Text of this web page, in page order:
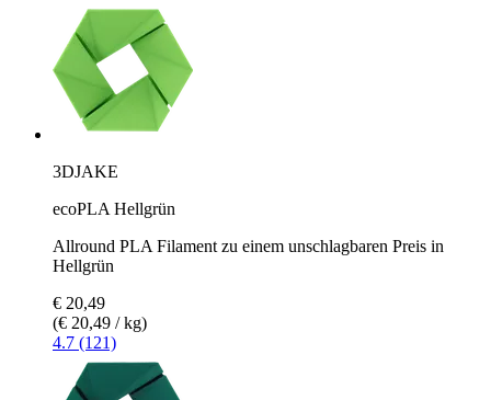
3DJAKE
ecoPLA Hellgrün
Allround PLA Filament zu einem unschlagbaren Preis in
Hellgrün
€ 20,49
(€ 20,49 / kg)
4.7 (121)